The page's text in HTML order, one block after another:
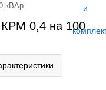
кВАр
КРМ 0,4 на 100